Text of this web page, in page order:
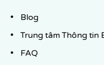
Blog
Trung tâm Thông tin
FAQ